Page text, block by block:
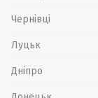
Чернівці
Луцьк
Дніпро